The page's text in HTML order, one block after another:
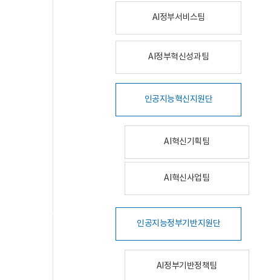
AI정부서비스팀
AI정부혁신성과팀
인공지능혁신지원단
AI혁신기획팀
AI혁신사업팀
인공지능정부기반지원단
AI정부기반정책팀